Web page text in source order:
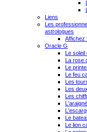
Liens
Les
astrologues
Affichez
Oracle G
Le soleil
La rose
Le
Le feu
Les
Les
Les
Le
Le lion